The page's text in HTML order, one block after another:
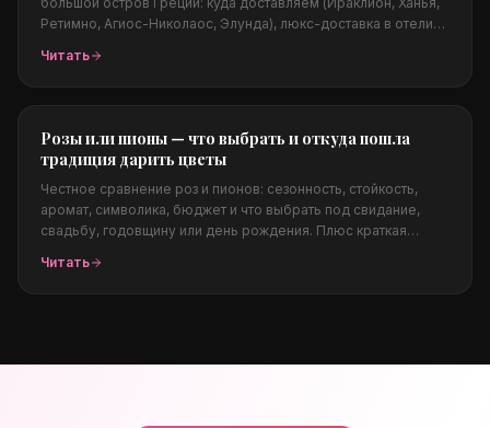
Ретимно, Агиос-Николаос, Элунда), люкс-доставка в отели
яхты, свадьбы, какие цветы подходят островному климату,
Читать
Розы или пионы — что выбрать и откуда пошла
традиция дарить цветы
Честное сравнение роз и пионов: сезонность, стойкость,
аромат, символика, бюджет и что выбрать под свидание,
свадьбу, годовщину или день рождения. Плюс краткая
Афродиты до викторианского языка цветов.
Читать